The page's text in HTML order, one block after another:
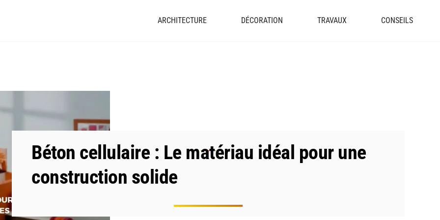
ARCHITECTURE DÉCORATION TRAVAUX CONSEILS
Béton cellulaire : Le matériau idéal pour une
construction solide